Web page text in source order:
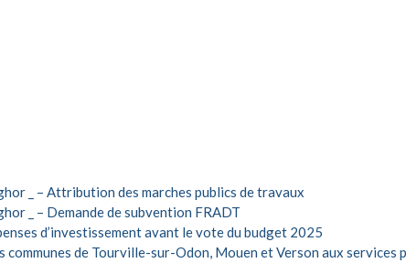
_ – Attribution des marches publics de travaux
_ – Demande de subvention FRADT
d’investissement avant le vote du budget 2025
de Tourville-sur-Odon, Mouen et Verson aux services